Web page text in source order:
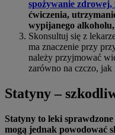
spożywanie
ćwiczenia,
wypijanego
Skonsultuj się z
ma znaczenie przy
należy przyjmować
zarówno na czczo, jak
Statyny –
Statyny to leki
mogą jednak powodować